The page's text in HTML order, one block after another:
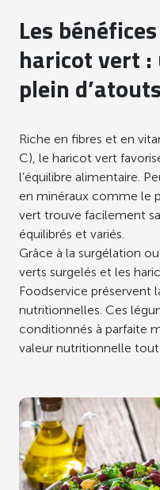
Les
haricot vert :
plein d’atouts
Riche en fibres et en
C), le haricot vert
l’équilibre alimentaire.
en minéraux comme le
vert trouve facilement
équilibrés et variés.
Grâce à la surgélation
verts surgelés et les
Foodservice préservent
nutritionnelles. Ces
conditionnés à parfaite
valeur nutritionnelle tout